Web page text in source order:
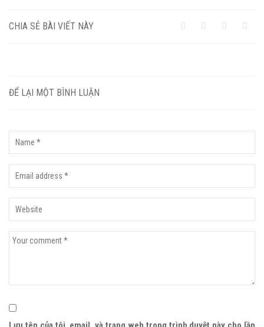
CHIA SẺ BÀI VIẾT NÀY
ĐỂ LẠI MỘT BÌNH LUẬN